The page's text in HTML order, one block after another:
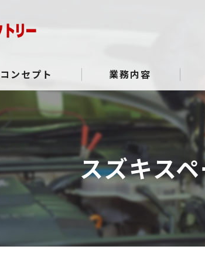
コンセプト 業務内容
よくある質問
スズキス